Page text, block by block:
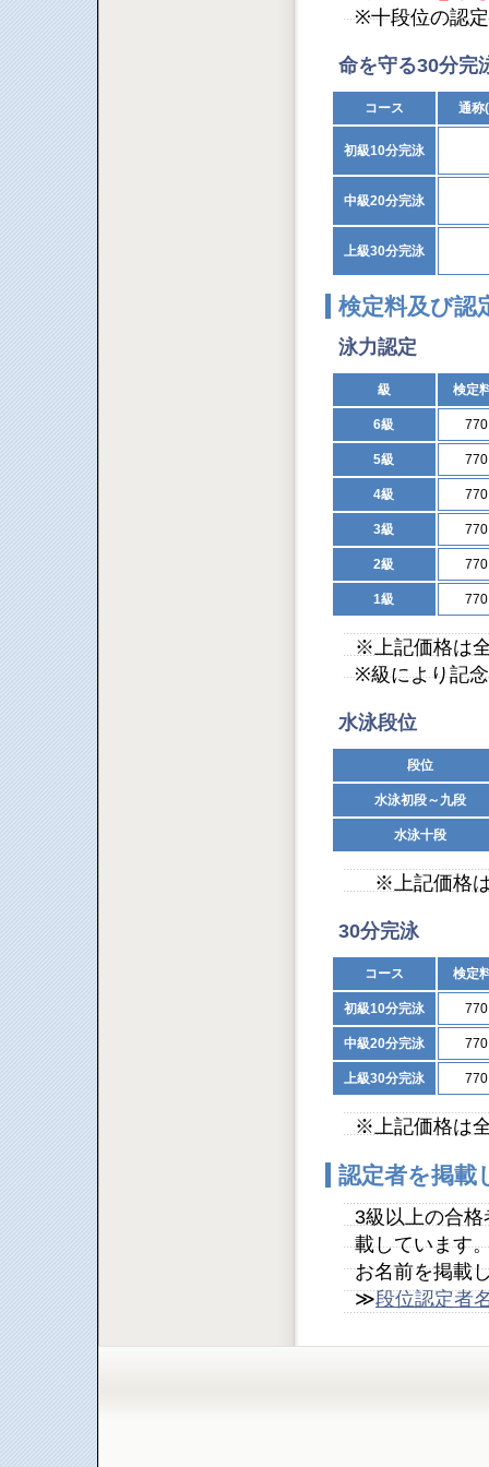
※十段位の認
命を守る30分完
コース 通称
初級10分完泳
中級20分完泳
上級30分完泳
検定料及び認
泳力認定
級 検定
6級
5級
4級
3級
2級
1級
※上記価格は
※級により記
水泳段位
段位
水泳初段～九段
水泳十段
※上記価格は
30分完泳
コース 検定
初級10分完泳
中級20分完泳
上級30分完泳
※上記価格は
認定者を掲載
3級以上の合
載しています
お名前を掲載
≫段位認定者